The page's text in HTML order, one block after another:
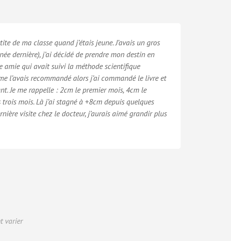
de ma classe quand j’étais jeune. J’avais un gros
dernière), j’ai décidé de prendre mon destin en
amie qui avait suivi la méthode scientifique
l’avais recommandé alors j’ai commandé le livre et
Je me rappelle : 2cm le premier mois, 4cm le
mois. Là j’ai stagné à +8cm depuis quelques
visite chez le docteur, j’aurais aimé grandir plus
varier